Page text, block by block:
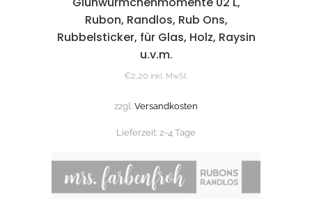
Rubon, Randlos, Rub Ons,
Rubbelsticker, für Glas, Holz, Raysin
u.v.m.
€2,20 inkl. MwSt.
zzgl. Versandkosten
Lieferzeit: 2-4 Tage